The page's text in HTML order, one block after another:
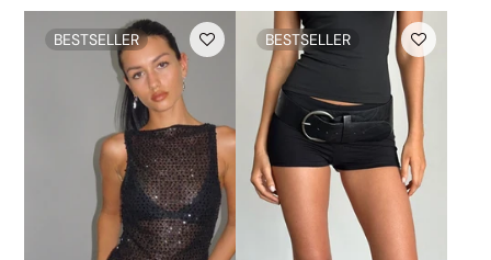
BESTSELLER BESTSELLER